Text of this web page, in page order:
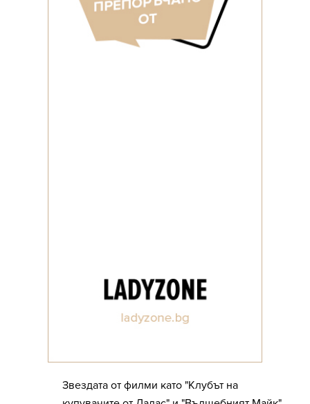
Звездата от филми като "Клубът на